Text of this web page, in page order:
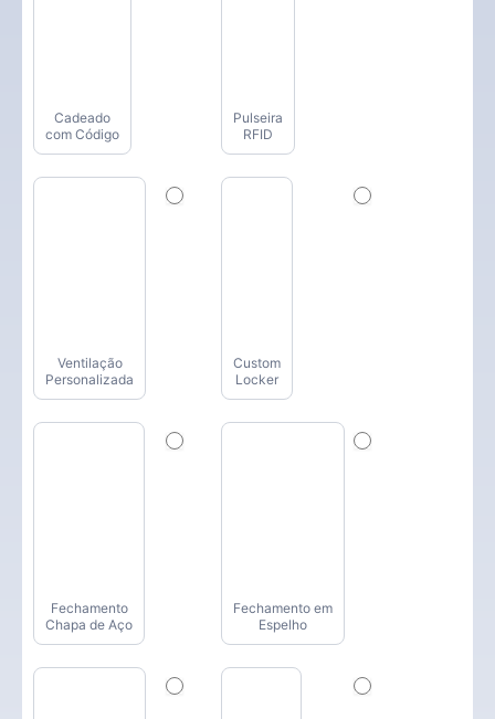
Cadeado
com Código
Pulseira
RFID
Ventilação
Personalizada
Custom
Locker
Fechamento
Chapa de Aço
Fechamento em
Espelho